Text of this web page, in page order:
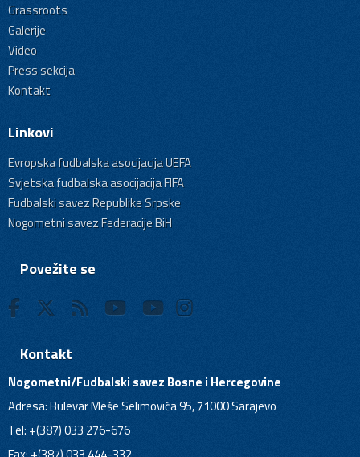
Grassroots
Galerije
Video
Press sekcija
Kontakt
Linkovi
Evropska fudbalska asocijacija UEFA
Svjetska fudbalska asocijacija FIFA
Fudbalski savez Republike Srpske
Nogometni savez Federacije BiH
Povežite se
Kontakt
Nogometni/Fudbalski savez Bosne i Hercegovine
Adresa: Bulevar Meše Selimovića 95, 71000 Sarajevo
Tel: +(387) 033 276-676